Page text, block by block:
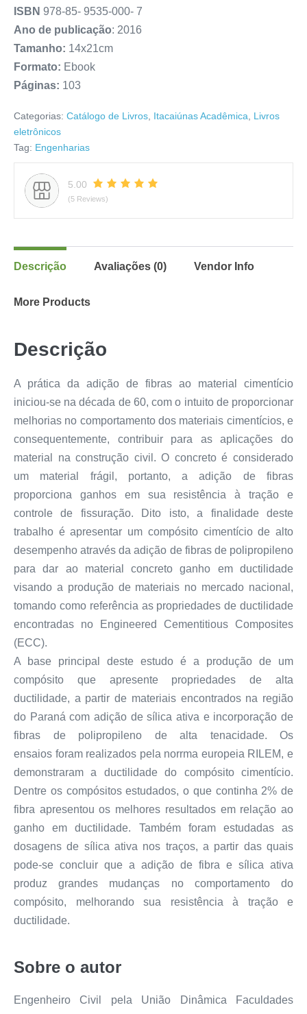
ISBN 978-85- 9535-000- 7
Ano de publicação: 2016
Tamanho: 14x21cm
Formato: Ebook
Páginas: 103
Categorias: Catálogo de Livros, Itacaiúnas Acadêmica, Livros
eletrônicos
Tag: Engenharias
5.00
(5 Reviews)
Descrição Avaliações (0) Vendor Info
More Products
Descrição
A prática da adição de fibras ao material cimentício
iniciou-se na década de 60, com o intuito de proporcionar
melhorias no comportamento dos materiais cimentícios, e
consequentemente, contribuir para as aplicações do
material na construção civil. O concreto é considerado
um material frágil, portanto, a adição de fibras
proporciona ganhos em sua resistência à tração e
controle de fissuração. Dito isto, a finalidade deste
trabalho é apresentar um compósito cimentício de alto
desempenho através da adição de fibras de polipropileno
para dar ao material concreto ganho em ductilidade
visando a produção de materiais no mercado nacional,
tomando como referência as propriedades de ductilidade
encontradas no Engineered Cementitious Composites
(ECC).
A base principal deste estudo é a produção de um
compósito que apresente propriedades de alta
ductilidade, a partir de materiais encontrados na região
do Paraná com adição de sílica ativa e incorporação de
fibras de polipropileno de alta tenacidade. Os
ensaios foram realizados pela norrma europeia RILEM, e
demonstraram a ductilidade do compósito cimentício.
Dentre os compósitos estudados, o que continha 2% de
fibra apresentou os melhores resultados em relação ao
ganho em ductilidade. Também foram estudadas as
dosagens de sílica ativa nos traços, a partir das quais
pode-se concluir que a adição de fibra e sílica ativa
produz grandes mudanças no comportamento do
compósito, melhorando sua resistência à tração e
ductilidade.
Sobre o autor
Engenheiro Civil pela União Dinâmica Faculdades